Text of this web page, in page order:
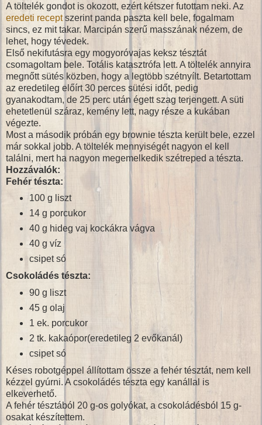
A töltelék gondot is okozott, ezért kétszer futottam neki. Az
eredeti receptszerint panda paszta kell bele, fogalmam
sincs, ez mit takar. Marcipán szerű masszának nézem, de
lehet, hogy tévedek.
Első nekifutásra egy mogyoróvajas keksz tésztát
csomagoltam bele. Totális katasztrófa lett. A töltelék annyira
megnőtt sütés közben, hogy a legtöbb szétnyílt. Betartottam
az eredetileg előírt 30 perces sütési időt, pedig
gyanakodtam, de 25 perc után égett szag terjengett. A süti
ehetetlenül száraz, kemény lett, nagy része a kukában
végezte.
Most a második próbán egy brownie tészta került bele, ezzel
már sokkal jobb. A töltelék mennyiségét nagyon el kell
találni, mert ha nagyon megemelkedik szétreped a tészta.
Hozzávalók:
Fehér tészta:
100 g liszt
14 g porcukor
40 g hideg vaj kockákra vágva
40 g víz
csipet só
Csokoládés tészta:
90 g liszt
45 g olaj
1 ek. porcukor
2 tk. kakaópor(eredetileg 2 evőkanál)
csipet só
Késes robotgéppel állítottam össze a fehér tésztát, nem kell
kézzel gyúrni. A csokoládés tészta egy kanállal is
elkeverhető.
A fehér tésztából 20 g-os golyókat, a csokoládésból 15 g-
osakat készítettem.